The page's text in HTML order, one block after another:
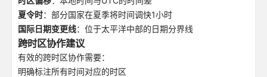
夏令时：部分国家在夏季将时间调快1小时
国际日期变更线：位于太平洋中部的日期分界线
跨时区协作建议
有效的跨时区协作需要：
明确标注所有时间对应的时区